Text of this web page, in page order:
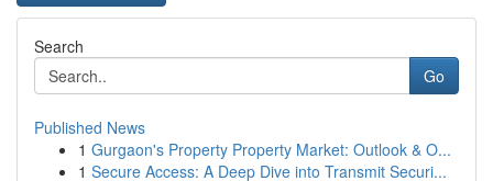
Search
Go
Published News
1 Gurgaon's Property Property Market: Outlook & O...
1 Secure Access: A Deep Dive into Transmit Securi...